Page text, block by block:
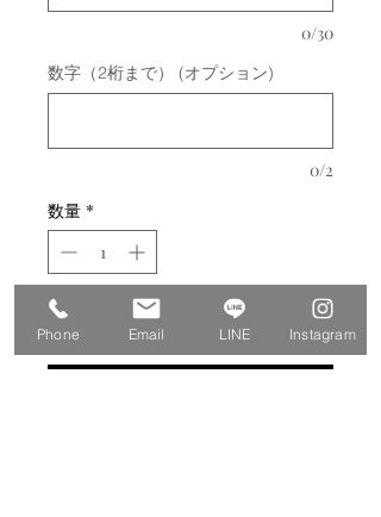
0/30
数字（2桁まで） (オプション)
0/2
数量 *
カートに追加する
Phone Email LINE Instagram